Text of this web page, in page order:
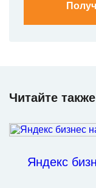
Читайте также
Яндекс